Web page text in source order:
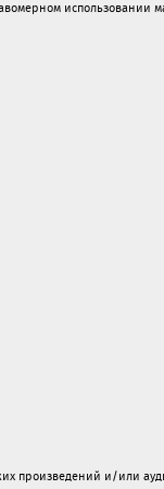
использовании
произведений и/или